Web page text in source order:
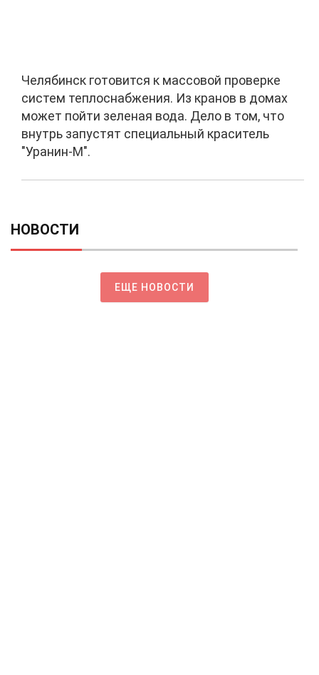
Челябинск готовится к массовой проверке
систем теплоснабжения. Из кранов в домах
может пойти зеленая вода. Дело в том, что
внутрь запустят специальный краситель
"Уранин-М".
НОВОСТИ
ЕЩЕ НОВОСТИ